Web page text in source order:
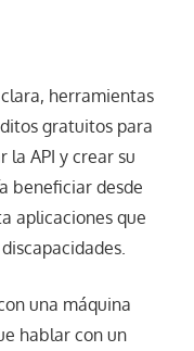
herramientas
gratuitos para
la API y crear su
beneficiar desde
aplicaciones que
una máquina
hablar con un